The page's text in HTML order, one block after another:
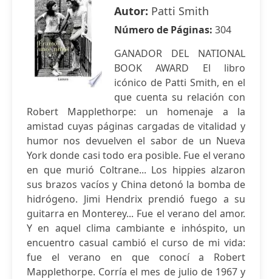
Autor: Patti Smith
Número de Páginas: 304
GANADOR DEL NATIONAL
BOOK AWARD El libro
icónico de Patti Smith, en el
que cuenta su relación con
Robert Mapplethorpe: un homenaje a la
amistad cuyas páginas cargadas de vitalidad y
humor nos devuelven el sabor de un Nueva
York donde casi todo era posible. Fue el verano
en que murió Coltrane... Los hippies alzaron
sus brazos vacíos y China detonó la bomba de
hidrógeno. Jimi Hendrix prendió fuego a su
guitarra en Monterey... Fue el verano del amor.
Y en aquel clima cambiante e inhóspito, un
encuentro casual cambió el curso de mi vida:
fue el verano en que conocí a Robert
Mapplethorpe. Corría el mes de julio de 1967 y